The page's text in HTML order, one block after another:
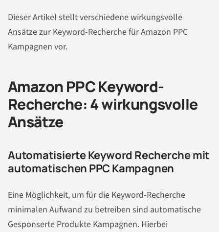
Dieser Artikel stellt verschiedene wirkungsvolle
Ansätze zur Keyword-Recherche für Amazon PPC
Kampagnen vor.
Amazon PPC Keyword-
Recherche: 4 wirkungsvolle
Ansätze
Automatisierte Keyword Recherche mit
automatischen PPC Kampagnen
Eine Möglichkeit, um für die Keyword-Recherche
minimalen Aufwand zu betreiben sind automatische
Gesponserte Produkte Kampagnen. Hierbei